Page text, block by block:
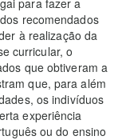
para fazer a
recomendados
à realização da
curricular, o
que obtiveram a
que, para além
os indivíduos
experiência
ou do ensino